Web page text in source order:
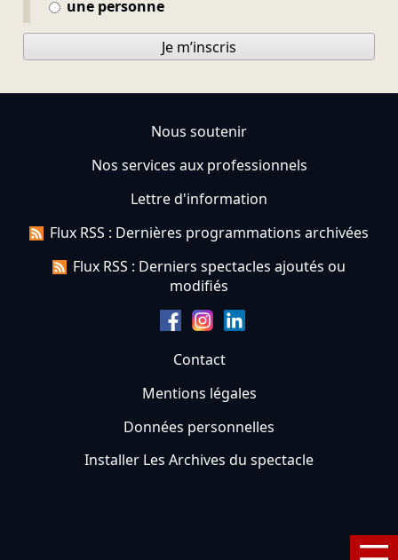
une personne
Je m’inscris
Nous soutenir
Nos services aux professionnels
Lettre d'information
Flux RSS : Dernières programmations archivées
Flux RSS : Derniers spectacles ajoutés ou
modifiés
Contact
Mentions légales
Données personnelles
Installer Les Archives du spectacle